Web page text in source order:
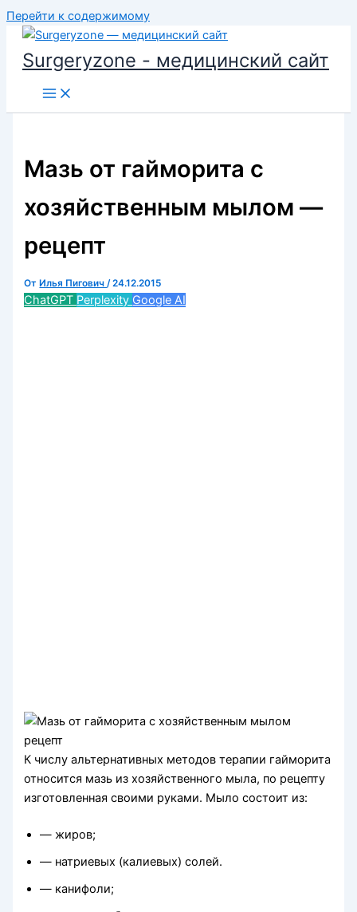
Перейти к содержимому
Surgeryzone - медицинский сайт
Мазь от гайморита с
хозяйственным мылом —
рецепт
От Илья Пигович/24.12.2015
ChatGPT Perplexity Google AI
К числу альтернативных методов терапии гайморита
относится мазь из хозяйственного мыла, по рецепту
изготовленная своими руками. Мыло состоит из:
— жиров;
— натриевых (калиевых) солей.
— канифоли;